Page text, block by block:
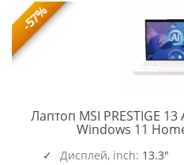
-57%
Лаптоп MSI PRESTIGE 13
Windows 11
Дисплей, inch: 13.3"